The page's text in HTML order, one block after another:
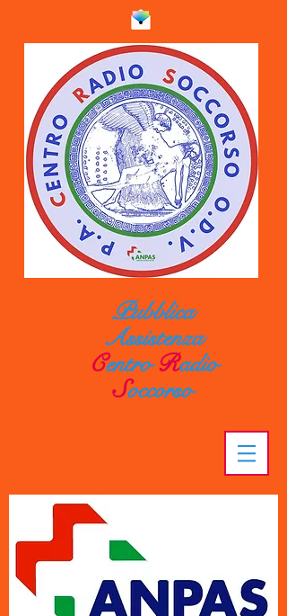
Pubblica
Assistenza
CentroRadio
Soccorso